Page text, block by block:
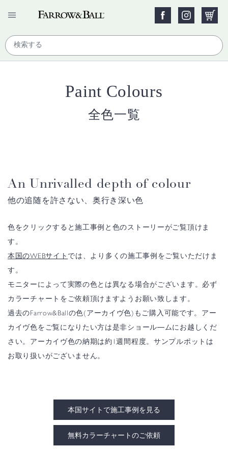
Paint Colours
全色一覧
An Unrivalled depth of colour
他の追随を許さない、奥行き深い色
色をクリックすると施工事例と色のストーリーがご覧頂けま
す。
本国のWEBサイト では、より多くの施工事例をご覧いただけま
す。
モニターによって実際の色とは異なる場合がございます。必ず
カラーチャートをご依頼頂けますようお願い致します。
過去のFarrow&Ballの色(アーカイヴ色)もご購入可能です。アー
カイヴ色をご覧になりたい方は是非ショール―ムにお越しくだ
さい。アーカイヴ色の納期は約1週間程度。サンプルポットは
お取り扱いがございません。
本国サイトで施工事例を見る
無料カラーチャートのご依頼